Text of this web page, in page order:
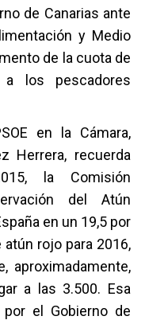
de Canarias ante
y Medio
de la cuota de
los pescadores
en la Cámara,
Herrera, recuerda
la Comisión
del Atún
en un 19,5 por
rojo para 2016,
aproximadamente,
a las 3.500. Esa
el Gobierno de